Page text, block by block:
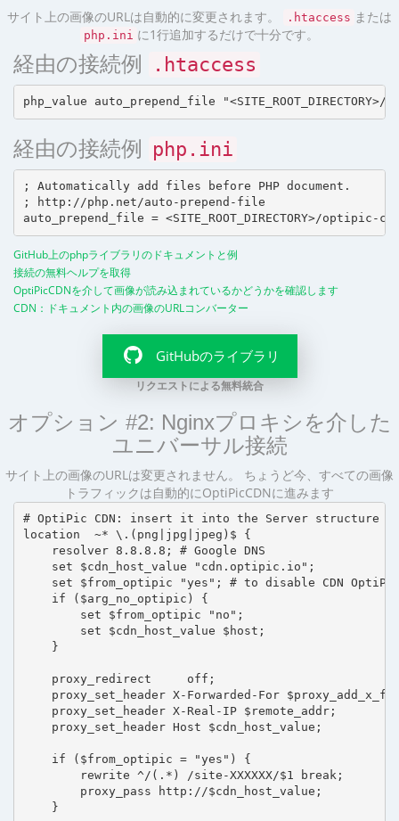
サイト上の画像のURLは自動的に変更されます。 .htaccess または
php.ini に1行追加するだけで十分です。
経由の接続例 .htaccess
経由の接続例 php.ini
; Automatically add files before PHP document.
; http://php.net/auto-prepend-file
GitHub上のphpライブラリのドキュメントと例
接続の無料ヘルプを取得
OptiPicCDNを介して画像が読み込まれているかどうかを確認します
CDN：ドキュメント内の画像のURLコンバーター
GitHubのライブラリ
リクエストによる無料統合
オプション #2: Nginxプロキシを介した
ユニバーサル接続
サイト上の画像のURLは変更されません。 ちょうど今、すべての画像
トラフィックは自動的にOptiPicCDNに進みます
# OptiPic CDN: insert it into the Server structure
location  ~* \.(png|jpg|jpeg)$ {
    resolver 8.8.8.8; # Google DNS
    set $cdn_host_value "cdn.optipic.io";
set $from_optipic "yes"; # to disable CDN
    if ($arg_no_optipic) {
        set $from_optipic "no";
        set $cdn_host_value $host;
    }
    proxy_redirect     off;
proxy_set_header X-Forwarded-For
    proxy_set_header X-Real-IP $remote_addr;
    proxy_set_header Host $cdn_host_value;
    if ($from_optipic = "yes") {
        rewrite ^/(.*) /site-XXXXXX/$1 break;
        proxy_pass http://$cdn_host_value;
    }